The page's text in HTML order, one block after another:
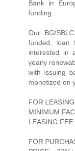
Bank in
funding.
Our BG/
funded, loan
interested in
yearly
with issuing
monetized on
FOR
MINIMUM
LEASING
FOR